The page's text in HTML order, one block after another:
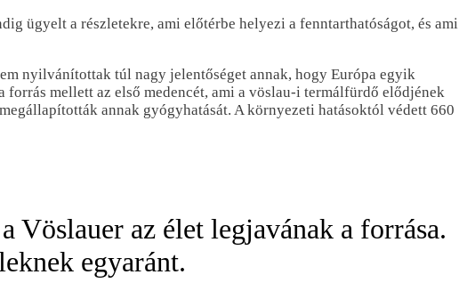
ügyelt a részletekre, ami előtérbe helyezi a fenntarthatóságot, és ami
nyilvánítottak túl nagy jelentőséget annak, hogy Európa egyik
mellett az első medencét, ami a vöslau-i termálfürdő elődjének
annak gyógyhatását. A környezeti hatásoktól védett 660
Vöslauer az élet legjavának a forrása.
egyaránt.